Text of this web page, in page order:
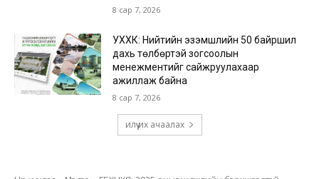
8 сар 7, 2026
УХХК: Нийтийн эзэмшлийн 50 байршил
дахь төлбөртэй зогсоолын
менежментийг сайжруулахаар
ажиллаж байна
8 сар 7, 2026
илүү их ачаалах